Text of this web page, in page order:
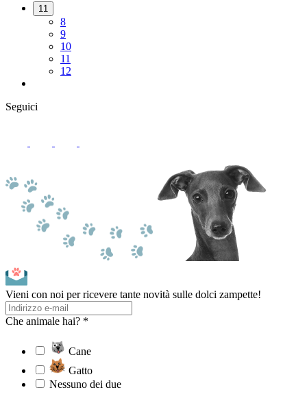
11
8
9
10
11
12
Seguici
Vieni con noi per ricevere tante novità sulle dolci zampette!
Che animale hai? *
Cane
Gatto
Nessuno dei due